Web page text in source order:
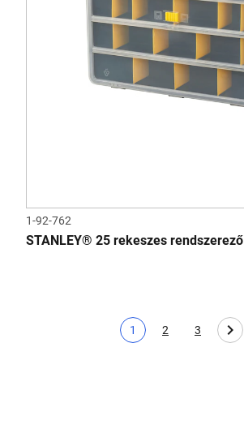
1-92-762
STANLEY® 25 rekeszes rendszerező
Aktuális oldal
1
Page
2
Page
3